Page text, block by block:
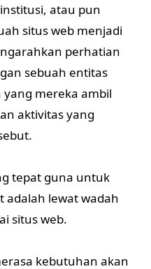
atau pun
situs web menjadi
perhatian
sebuah entitas
mereka ambil
aktivitas yang
tepat guna untuk
adalah lewat wadah
situs web.
kebutuhan akan